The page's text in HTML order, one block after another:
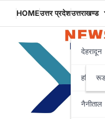
content
HOMEउत्तर प्रदेशउत्तराखण्ड
देहरादून
हरिद्वार
नैनीताल